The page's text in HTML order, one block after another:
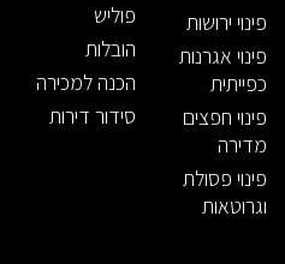
פינוי ירושות
פינוי אגרנות
כפייתית
פינוי חפצים
מדירה
פינוי פסולת
וגרוטאות
פוליש
הובלות
הכנה למכירה
סידור דירות